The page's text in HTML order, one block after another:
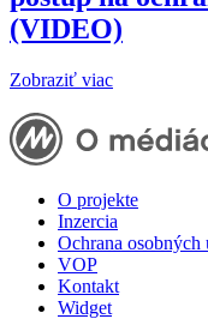
(VIDEO)
Zobraziť viac
O projekte
Inzercia
Ochrana osobných
VOP
Kontakt
Widget